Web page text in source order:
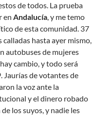
de todos. La prueba
en Andalucía, y me temo
de esta comunidad. 37
hasta ayer mismo,
autobuses de mujeres
cambio, y todo será
de votantes de
la voz ante la
y el dinero robado
los suyos, y nadie les